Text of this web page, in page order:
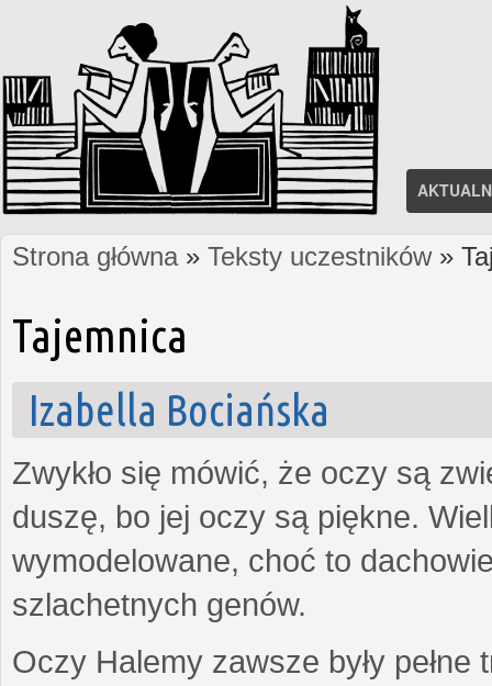
Jesteś tutaj
Strona główna» Teksty uczestników»
Tajemnica
Izabella Bociańska
Zwykło się mówić, że oczy są
duszę, bo jej oczy są piękne.
wymodelowane, choć to
szlachetnych genów.
Oczy Halemy zawsze były